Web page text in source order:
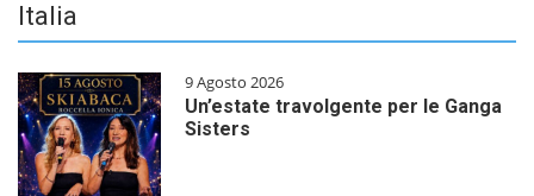
Italia
9 Agosto 2026
Un’estate travolgente per le Ganga
Sisters